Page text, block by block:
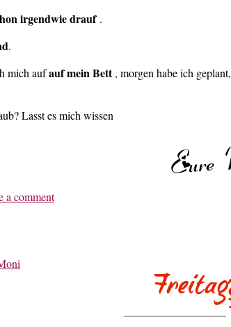
irgendwie drauf.
.
mich aufauf mein Bett, morgen habe ich geplant,
Lasst es mich wissen
a comment